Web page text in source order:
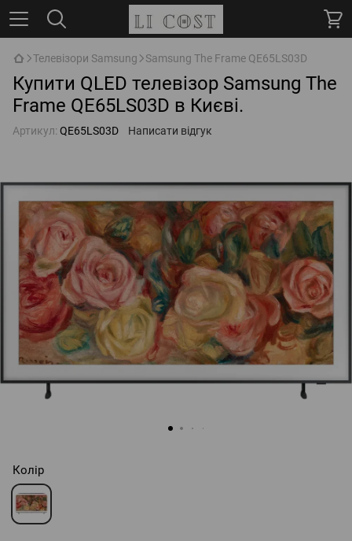
Телевізори Samsung Samsung The Frame QE65LS03D
Купити QLED телевізор Samsung The
Frame QE65LS03D в Києві.
Артикул: QE65LS03D Написати відгук
Колір